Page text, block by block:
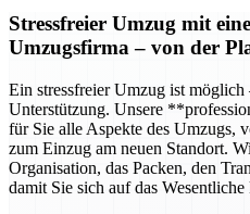
Stressfreier Umzug mit
Umzugsfirma – von der
Ein stressfreier Umzug ist
Unterstützung. Unsere
für Sie alle Aspekte des Umzugs,
zum Einzug am neuen Standort.
Organisation, das Packen, den
damit Sie sich auf das